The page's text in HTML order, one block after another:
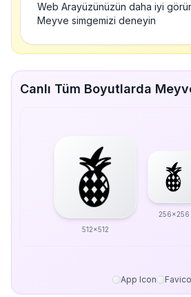
Web Arayüzünüzün daha iyi
Meyve simgemizi deneyin
Canlı Tüm Boyutlarda
512x512
256x256
App Icon